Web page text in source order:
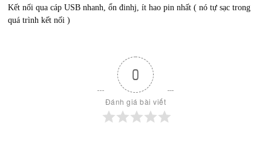
Kết nối qua cáp USB nhanh, ổn đinhj, ít hao pin nhất ( nó tự sạc trong
quá trình kết nối )
0
Đánh giá bài viết